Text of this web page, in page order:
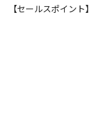
【セールスポイント】